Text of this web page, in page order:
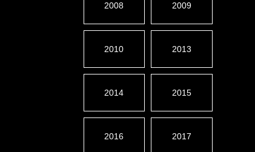
2008 2009
2010 2013
2014 2015
2016 2017